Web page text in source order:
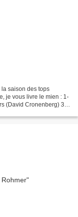
saison des tops
je vous livre le mien : 1-
(David Cronenberg) 3-